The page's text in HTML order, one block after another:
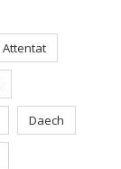
Attentat
Daech